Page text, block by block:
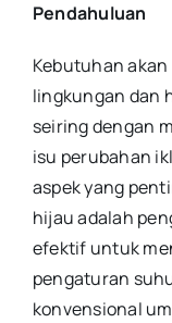
Pendahuluan
Kebutuhan
lingkungan dan
seiring dengan
isu perubahan
aspek yang
hijau adalah
efektif untuk
pengaturan
konvensional